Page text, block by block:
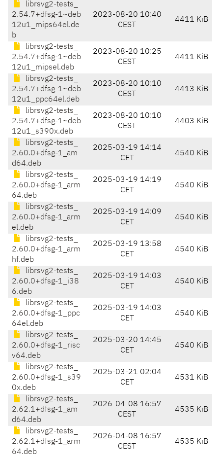
librsvg2-tests_
2.54.7+dfsg-1~deb
12u1_mips64el.de
b
2023-08-20 10:40
CEST
4411 KiB
librsvg2-tests_
2.54.7+dfsg-1~deb
12u1_mipsel.deb
2023-08-20 10:25
CEST
4411 KiB
librsvg2-tests_
2.54.7+dfsg-1~deb
12u1_ppc64el.deb
2023-08-20 10:10
CEST
4413 KiB
librsvg2-tests_
2.54.7+dfsg-1~deb
12u1_s390x.deb
2023-08-20 10:10
CEST
4403 KiB
librsvg2-tests_
2.60.0+dfsg-1_am
d64.deb
2025-03-19 14:14
CET
4540 KiB
librsvg2-tests_
2.60.0+dfsg-1_arm
64.deb
2025-03-19 14:19
CET
4540 KiB
librsvg2-tests_
2.60.0+dfsg-1_arm
el.deb
2025-03-19 14:09
CET
4540 KiB
librsvg2-tests_
2.60.0+dfsg-1_arm
hf.deb
2025-03-19 13:58
CET
4540 KiB
librsvg2-tests_
2.60.0+dfsg-1_i38
6.deb
2025-03-19 14:03
CET
4540 KiB
librsvg2-tests_
2.60.0+dfsg-1_ppc
64el.deb
2025-03-19 14:03
CET
4540 KiB
librsvg2-tests_
2.60.0+dfsg-1_risc
v64.deb
2025-03-20 14:45
CET
4540 KiB
librsvg2-tests_
2.60.0+dfsg-1_s39
0x.deb
2025-03-21 02:04
CET
4531 KiB
librsvg2-tests_
2.62.1+dfsg-1_am
d64.deb
2026-04-08 16:57
CEST
4535 KiB
librsvg2-tests_
2.62.1+dfsg-1_arm
64.deb
2026-04-08 16:57
CEST
4535 KiB